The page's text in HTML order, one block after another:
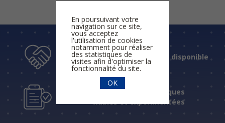
Un accueil humain et disponible
Des réponses techniques
fiables et expérimentées
En poursuivant votre
navigation sur ce site,
vous acceptez
l'utilisation de cookies
notamment pour réaliser
des statistiques de
visites afin d'optimiser la
fonctionnalité du site.
OK